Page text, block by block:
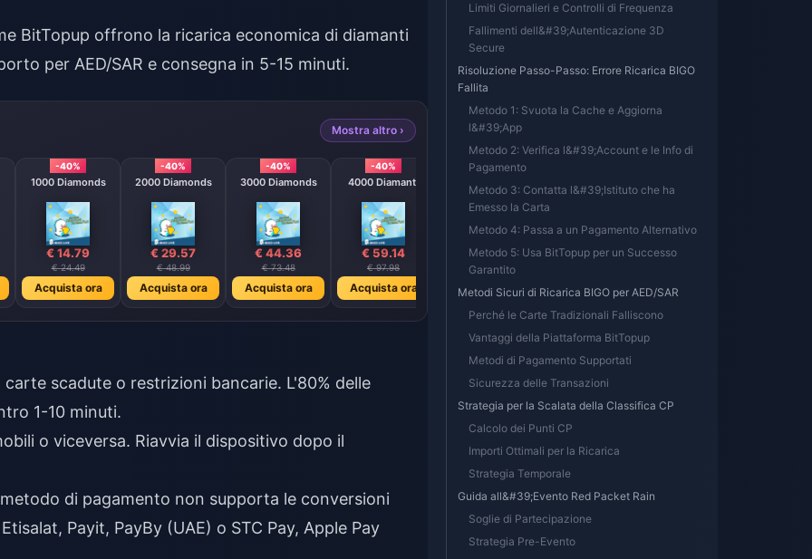
BitTopup offrono la ricarica economica di diamanti
per AED/SAR e consegna in 5-15 minuti.
Mostra altro ›
-40%
1000 Diamonds
€ 14.79
€ 24.49
Acquista ora
-40%
2000 Diamonds
€ 29.57
€ 48.99
Acquista ora
-40%
3000 Diamonds
€ 44.36
€ 73.48
Acquista ora
-40%
4000 Diamanti
€ 59.14
€ 97.98
Acquista ora
-40%
€ 73.93
€ 122.47
Acquista ora
€ 147.86
Acquista ora
€ 295.71
Acquista ora
scadute o restrizioni bancarie. L'80% delle
1-10 minuti.
o viceversa. Riavvia il dispositivo dopo il
di pagamento non supporta le conversioni
Payit, PayBy (UAE) o STC Pay, Apple Pay
Limiti Giornalieri e Controlli di Frequenza
Fallimenti dell&#39;Autenticazione 3D
Secure
Risoluzione Passo-Passo: Errore Ricarica BIGO
Fallita
Metodo 1: Svuota la Cache e Aggiorna
l&#39;App
Metodo 2: Verifica l&#39;Account e le Info di
Pagamento
Metodo 3: Contatta l&#39;Istituto che ha
Emesso la Carta
Metodo 4: Passa a un Pagamento Alternativo
Metodo 5: Usa BitTopup per un Successo
Garantito
Metodi Sicuri di Ricarica BIGO per AED/SAR
Perché le Carte Tradizionali Falliscono
Vantaggi della Piattaforma BitTopup
Metodi di Pagamento Supportati
Sicurezza delle Transazioni
Strategia per la Scalata della Classifica CP
Calcolo dei Punti CP
Importi Ottimali per la Ricarica
Strategia Temporale
Guida all&#39;Evento Red Packet Rain
Soglie di Partecipazione
Strategia Pre-Evento